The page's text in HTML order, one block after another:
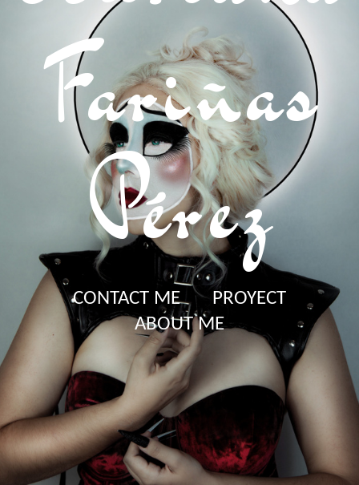
Fariñas
Pérez
CONTACT ME
PROYECT
ABOUT ME